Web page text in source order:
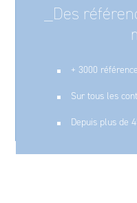
_Des
+ 3000
Sur tous les
Depuis plus de